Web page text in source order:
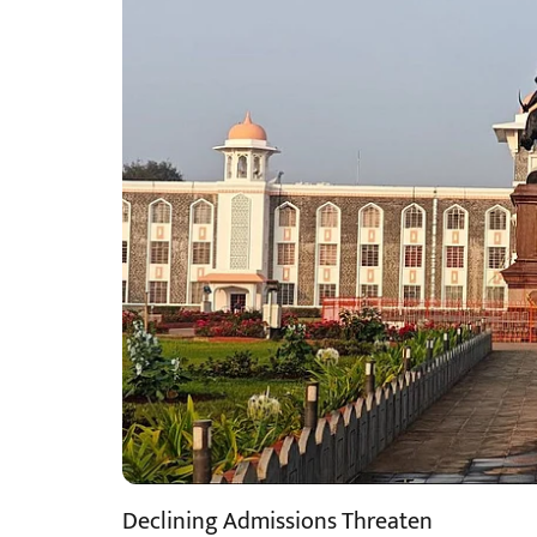
Declining Admissions Threaten